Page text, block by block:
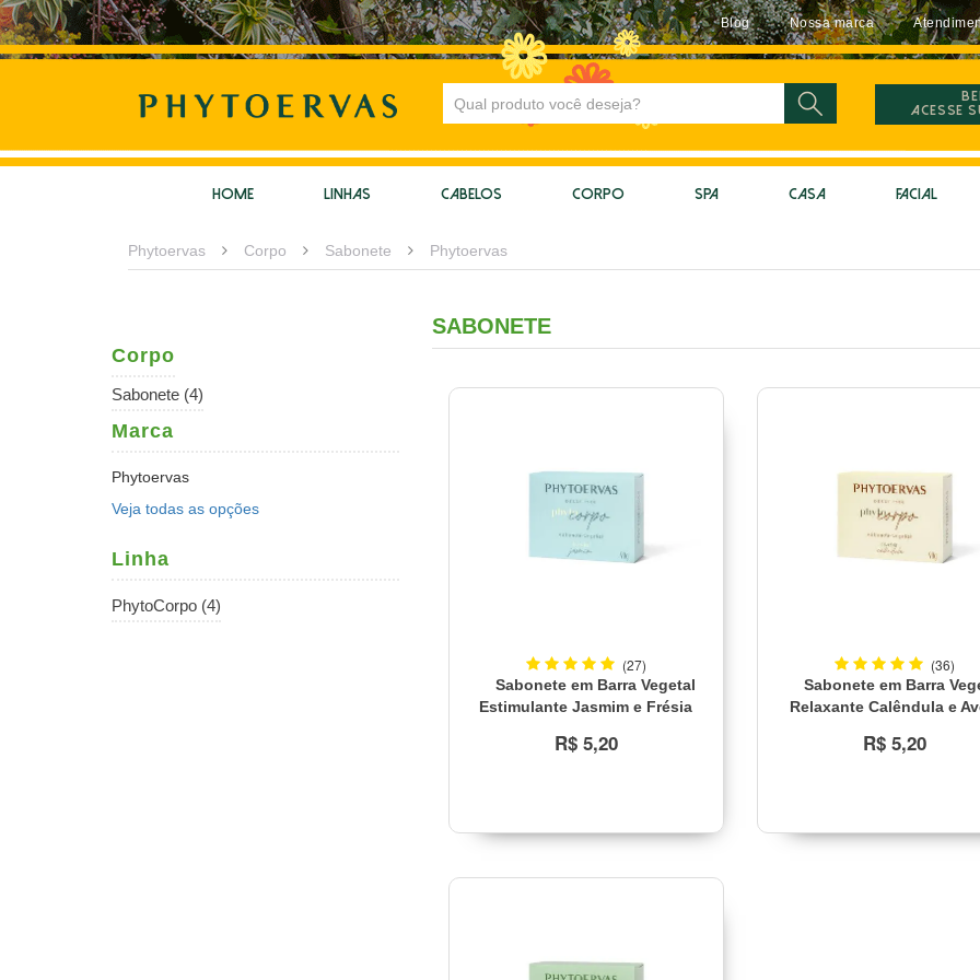
Blog Nossa marca
Acesse
HOME LINHAS CABELOS CORPO SPA CASA FACIAL
Phytoervas Corpo Sabonete Phytoervas
Corpo
Sabonete (4)
Marca
Phytoervas
Veja todas as opções
Linha
PhytoCorpo (4)
SABONETE
(27)
Sabonete em Barra Vegetal
Estimulante Jasmim e Frésia
R$ 5,20
(36)
Sabonete em Barra
Relaxante Calêndula e
R$ 5,20